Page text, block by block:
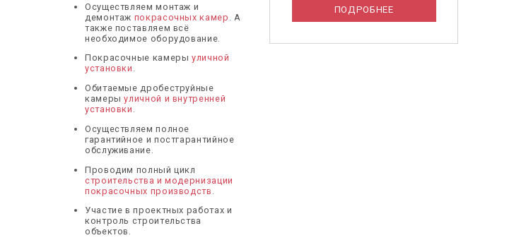
Осуществляем монтаж и
демонтаж покрасочных камер
. А
также поставляем всё
необходимое оборудование.
Покрасочные камерыуличной
установки .
Обитаемые дробеструйные
камерыуличной и внутренней
установки .
Осуществляем полное
гарантийное и постгарантийное
обслуживание.
Проводим полный цикл
строительства и модернизации
покрасочных производств
Участие в проектных работах и
контроль строительства
объектов.
ПОДРОБНЕЕ